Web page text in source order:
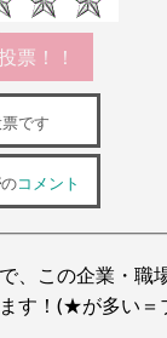
票！！
です
のコメント
、この企業・職
す！(★が多い